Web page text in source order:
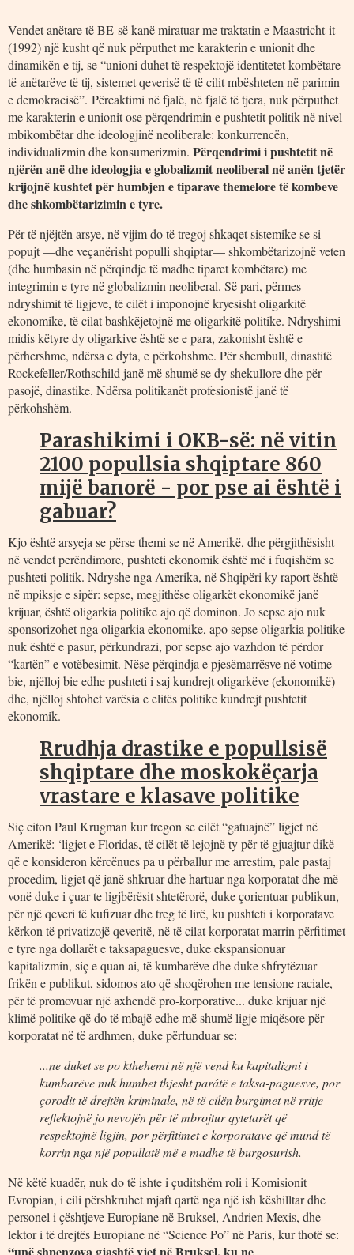
Vendet anëtare të BE-së kanë miratuar me traktatin e Maastricht-it
(1992) një kusht që nuk përputhet me karakterin e unionit dhe
dinamikën e tij, se “unioni duhet të respektojë identitetet kombëtare
të anëtarëve të tij, sistemet qeverisë të të cilit mbështeten në parimin
e demokracisë”. Përcaktimi në fjalë, në fjalë të tjera, nuk përputhet
me karakterin e unionit ose përqendrimin e pushtetit politik në nivel
mbikombëtar dhe ideologjinë neoliberale: konkurrencën,
individualizmin dhe konsumerizmin. Përqendrimi i pushtetit në
njërën anë dhe ideologjia e globalizmit neoliberal në anën tjetër
krijojnë kushtet për humbjen e tiparave themelore të kombeve
dhe shkombëtarizimin e tyre.
Për të njëjtën arsye, në vijim do të tregoj shkaqet sistemike se si
popujt —dhe veçanërisht populli shqiptar— shkombëtarizojnë veten
(dhe humbasin në përqindje të madhe tiparet kombëtare) me
integrimin e tyre në globalizmin neoliberal. Së pari, përmes
ndryshimit të ligjeve, të cilët i imponojnë kryesisht oligarkitë
ekonomike, të cilat bashkëjetojnë me oligarkitë politike. Ndryshimi
midis këtyre dy oligarkive është se e para, zakonisht është e
përhershme, ndërsa e dyta, e përkohshme. Për shembull, dinastitë
Rockefeller/Rothschild janë më shumë se dy shekullore dhe për
pasojë, dinastike. Ndërsa politikanët profesionistë janë të
përkohshëm.
Parashikimi i OKB-së: në vitin
2100 popullsia shqiptare 860
mijë banorë - por pse ai është i
gabuar?
Kjo është arsyeja se përse themi se në Amerikë, dhe përgjithësisht
në vendet perëndimore, pushteti ekonomik është më i fuqishëm se
pushteti politik. Ndryshe nga Amerika, në Shqipëri ky raport është
në mpiksje e sipër: sepse, megjithëse oligarkët ekonomikë janë
krijuar, është oligarkia politike ajo që dominon. Jo sepse ajo nuk
sponsorizohet nga oligarkia ekonomike, apo sepse oligarkia politike
nuk është e pasur, përkundrazi, por sepse ajo vazhdon të përdor
“kartën” e votëbesimit. Nëse përqindja e pjesëmarrësve në votime
bie, njëlloj bie edhe pushteti i saj kundrejt oligarkëve (ekonomikë)
dhe, njëlloj shtohet varësia e elitës politike kundrejt pushtetit
ekonomik.
Rrudhja drastike e popullsisë
shqiptare dhe moskokëçarja
vrastare e klasave politike
Siç citon Paul Krugman kur tregon se cilët “gatuajnë” ligjet në
Amerikë: ‘ligjet e Floridas, të cilët të lejojnë ty për të gjuajtur dikë
që e konsideron kërcënues pa u përballur me arrestim, pale pastaj
procedim, ligjet që janë shkruar dhe hartuar nga korporatat dhe më
vonë duke i çuar te ligjbërësit shtetërorë, duke çorientuar publikun,
për një qeveri të kufizuar dhe treg të lirë, ku pushteti i korporatave
kërkon të privatizojë qeveritë, në të cilat korporatat marrin përfitimet
e tyre nga dollarët e taksapaguesve, duke ekspansionuar
kapitalizmin, siç e quan ai, të kumbarëve dhe duke shfrytëzuar
frikën e publikut, sidomos ato që shoqërohen me tensione raciale,
për të promovuar një axhendë pro-korporative... duke krijuar një
klimë politike që do të mbajë edhe më shumë ligje miqësore për
korporatat në të ardhmen, duke përfunduar se:
...ne duket se po kthehemi në një vend ku kapitalizmi i
kumbarëve nuk humbet thjesht parátë e taksa-paguesve, por
çorodit të drejtën kriminale, në të cilën burgimet në rritje
reflektojnë jo nevojën për të mbrojtur qytetarët që
respektojnë ligjin, por përfitimet e korporatave që mund të
korrin nga një popullatë më e madhe të burgosurish.
Në këtë kuadër, nuk do të ishte i çuditshëm roli i Komisionit
Evropian, i cili përshkruhet mjaft qartë nga një ish këshilltar dhe
personel i çështjeve Europiane në Bruksel, Andrien Mexis, dhe
lektor i të drejtës Europiane në “Science Po” në Paris, kur thotë se: